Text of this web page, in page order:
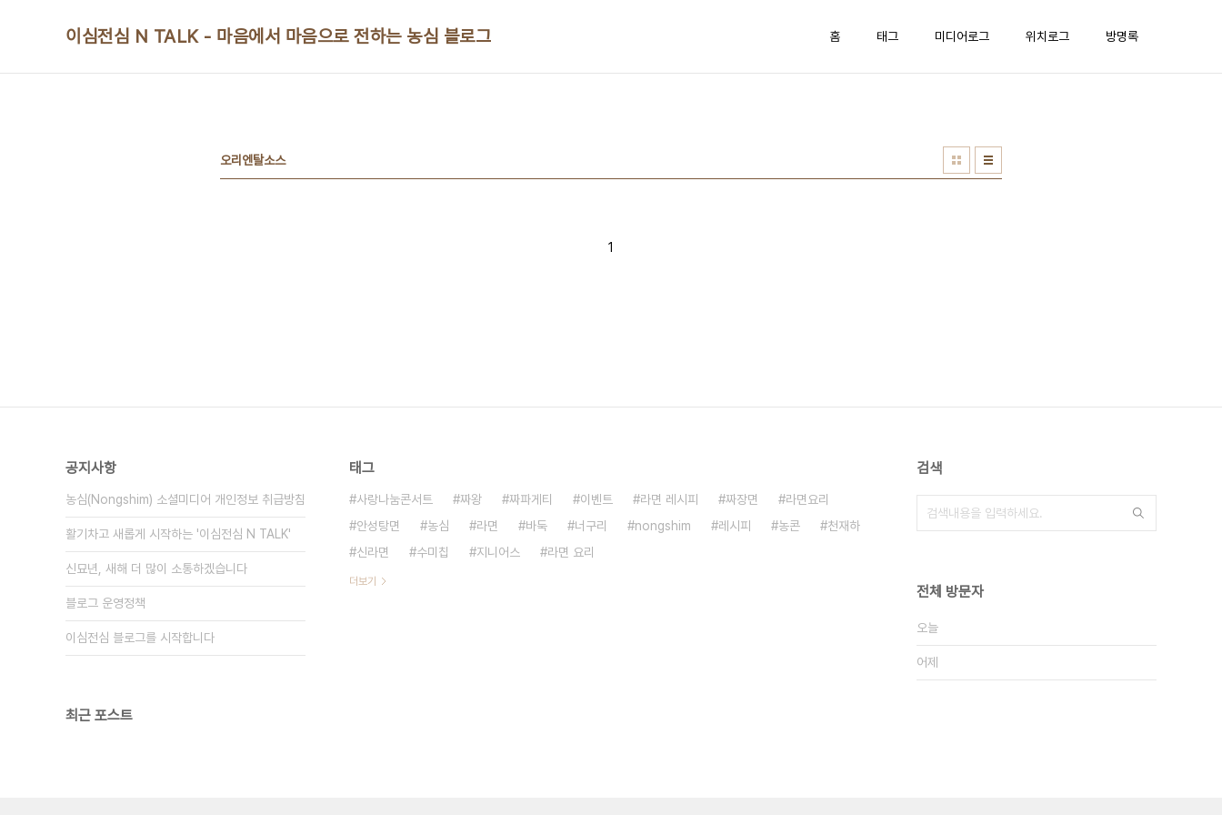
이심전심 N TALK - 마음에서 마음으로 전하는 농심 블로그 홈 태그 미디어로그 위치로그 방명록
오리엔탈소스
1
공지사항
농심(Nongshim) 소셜미디어 개인정보 취급방침
활기차고 새롭게 시작하는 '이심전심 N TALK'
신묘년, 새해 더 많이 소통하겠습니다
블로그 운영정책
이심전심 블로그를 시작합니다
최근 포스트
태그
사랑나눔콘서트 짜왕 짜파게티 이벤트 라면 레시피 짜장면
라면요리
안성탕면
농심 라면 바둑 너구리 nongshim 레시피 농콘
천재하
신라면
수미칩 지니어스 라면 요리
더보기
검색
전체 방문자
오늘
어제